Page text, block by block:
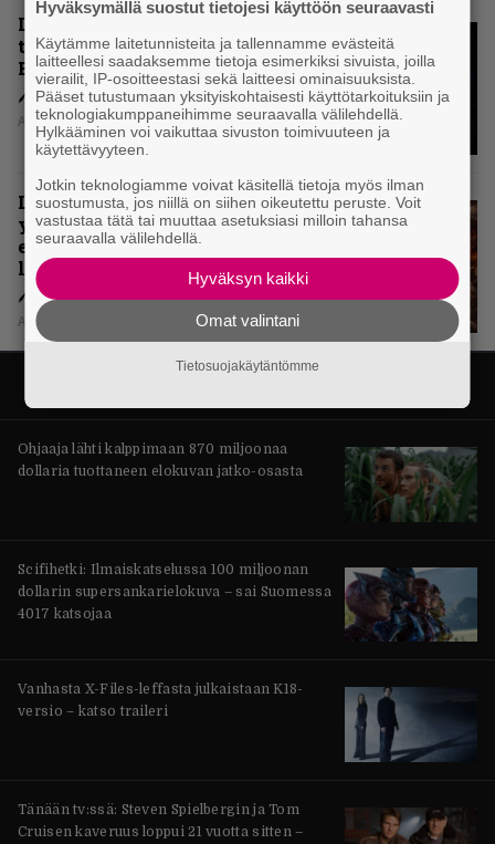
Levyarvio: Onko Steelbound jo
täydellisintä mahdollista Battle
Beastia?
Aki Nuopponen
Levyarvio: Sabaton on
yhdennellätoista albumillaan
erittäin kaukana
legendaarisuudesta
Aki Nuopponen
Ohjaaja lähti kalppimaan 870 miljoonaa
dollaria tuottaneen elokuvan jatko-osasta
Scifihetki: Ilmaiskatselussa 100 miljoonan
dollarin supersankarielokuva – sai Suomessa
4017 katsojaa
Vanhasta X-Files-leffasta julkaistaan K18-
versio – katso traileri
Tänään tv:ssä: Steven Spielbergin ja Tom
Cruisen kaveruus loppui 21 vuotta sitten –
Hyväksymällä suostut tietojesi käyttöön seuraavasti
Käytämme laitetunnisteita ja tallennamme evästeitä
laitteellesi saadaksemme tietoja esimerkiksi sivuista, joilla
vierailit, IP-osoitteestasi sekä laitteesi ominaisuuksista.
Pääset tutustumaan yksityiskohtaisesti käyttötarkoituksiin ja
teknologiakumppaneihimme seuraavalla välilehdellä.
Hylkääminen voi vaikuttaa sivuston toimivuuteen ja
käytettävyyteen.
Jotkin teknologiamme voivat käsitellä tietoja myös ilman
suostumusta, jos niillä on siihen oikeutettu peruste. Voit
vastustaa tätä tai muuttaa asetuksiasi milloin tahansa
seuraavalla välilehdellä.
Hyväksyn kaikki
Omat valintani
Tietosuojakäytäntömme